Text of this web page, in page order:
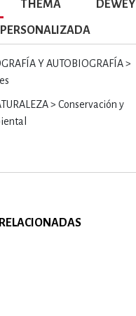
THEMA DEWEY
PERSONALIZADA
Y AUTOBIOGRAFÍA >
> Conservación y